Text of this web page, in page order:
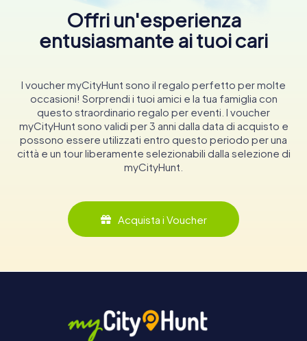
Offri un'esperienza
entusiasmante ai tuoi cari
I voucher myCityHunt sono il regalo perfetto per molte
occasioni! Sorprendi i tuoi amici e la tua famiglia con
questo straordinario regalo per eventi. I voucher
myCityHunt sono validi per 3 anni dalla data di acquisto e
possono essere utilizzati entro questo periodo per una
città e un tour liberamente selezionabili dalla selezione di
myCityHunt.
Acquista i Voucher